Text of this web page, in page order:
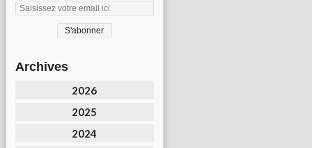
Archives
2026
2025
2024